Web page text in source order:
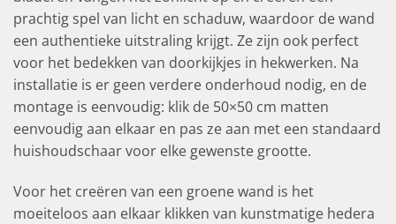
prachtig spel van licht en schaduw, waardoor de wand
een authentieke uitstraling krijgt. Ze zijn ook perfect
voor het bedekken van doorkijkjes in hekwerken. Na
installatie is er geen verdere onderhoud nodig, en de
montage is eenvoudig: klik de 50×50 cm matten
eenvoudig aan elkaar en pas ze aan met een standaard
huishoudschaar voor elke gewenste grootte.
Voor het creëren van een groene wand is het
moeiteloos aan elkaar klikken van kunstmatige hedera